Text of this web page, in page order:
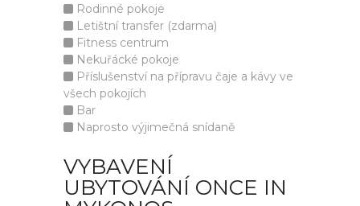
Rodinné pokoje
Letištní transfer (zdarma)
Fitness centrum
Nekuřácké pokoje
Příslušenství na přípravu čaje a kávy ve
všech pokojích
Bar
Naprosto výjimečná snídaně
VYBAVENÍ
UBYTOVÁNÍ ONCE IN